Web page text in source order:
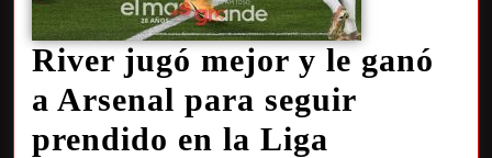
River jugó mejor y le ganó
a Arsenal para seguir
prendido en la Liga